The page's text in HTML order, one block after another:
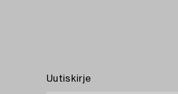
Uutiskirje